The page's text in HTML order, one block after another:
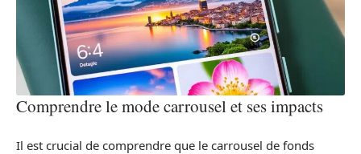
Comprendre le mode carrousel et ses impacts
Il est crucial de comprendre que le carrousel de fonds